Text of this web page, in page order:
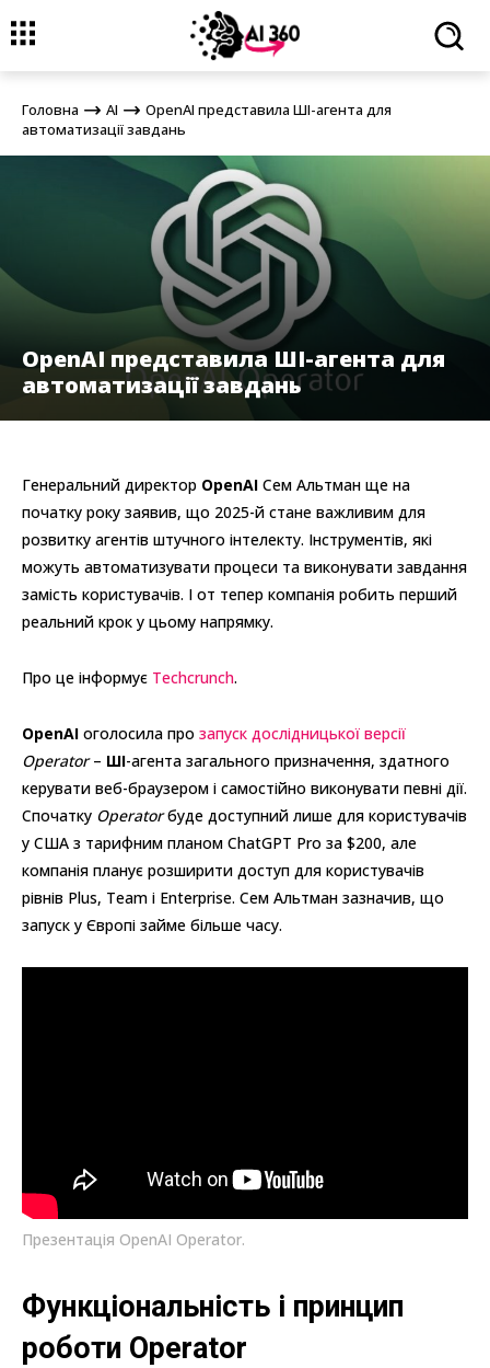
Головна
OpenAI представила ШІ-агента для автоматизації
завдань
Головна AI
OpenAI представила ШІ-агента для
автоматизації завдань
OpenAI представила ШІ-агента для
автоматизації завдань
Генеральний директор OpenAI Сем Альтман ще на
початку року заявив, що 2025-й стане важливим для
розвитку агентів штучного інтелекту. Інструментів, які
можуть автоматизувати процеси та виконувати завдання
замість користувачів. І от тепер компанія робить перший
реальний крок у цьому напрямку.
Про це інформує Techcrunch.
OpenAI оголосила про запуск дослідницької версії
Operator– ШІ-агента загального призначення, здатного
керувати веб-браузером і самостійно виконувати певні дії.
Спочатку Operatorбуде доступний лише для користувачів
у США з тарифним планом ChatGPT Pro за $200, але
компанія планує розширити доступ для користувачів
рівнів Plus, Team і Enterprise. Сем Альтман зазначив, що
запуск у Європі займе більше часу.
Презентація OpenAI Operator.
Функціональність і принцип
роботи Operator